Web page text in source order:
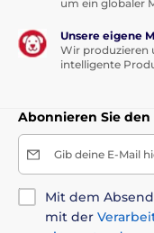
um ein globaler
Unsere eigene
Wir produzieren
intelligente
Abonnieren Sie
Gib deine E-Mail
Mit dem
mit der